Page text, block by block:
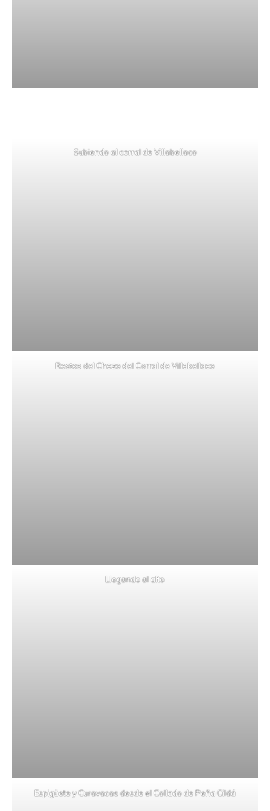
Subiendo al corral de Villabellaco
Restos del Chozo del Corral de Villabellaco
Llegando al alto
Espigüete y Curavacas desde el Collado de Peña Cildá